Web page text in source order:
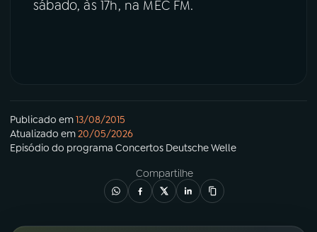
sábado, às 17h, na MEC FM.
Publicado em13/08/2015
Atualizado em20/05/2026
Episódio do programa Concertos Deutsche Welle
Compartilhe